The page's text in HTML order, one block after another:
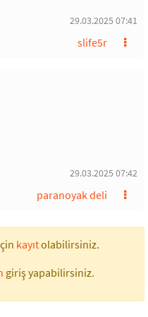
29.03.2025 07:41
slife5r
29.03.2025 07:42
paranoyak deli
kayıtolabilirsiniz.
giriş yapabilirsiniz.